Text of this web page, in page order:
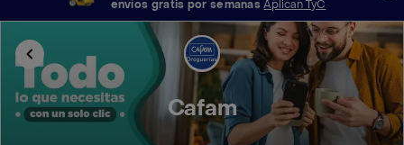
envíos gratis por semanas Aplican TyC
Cafam